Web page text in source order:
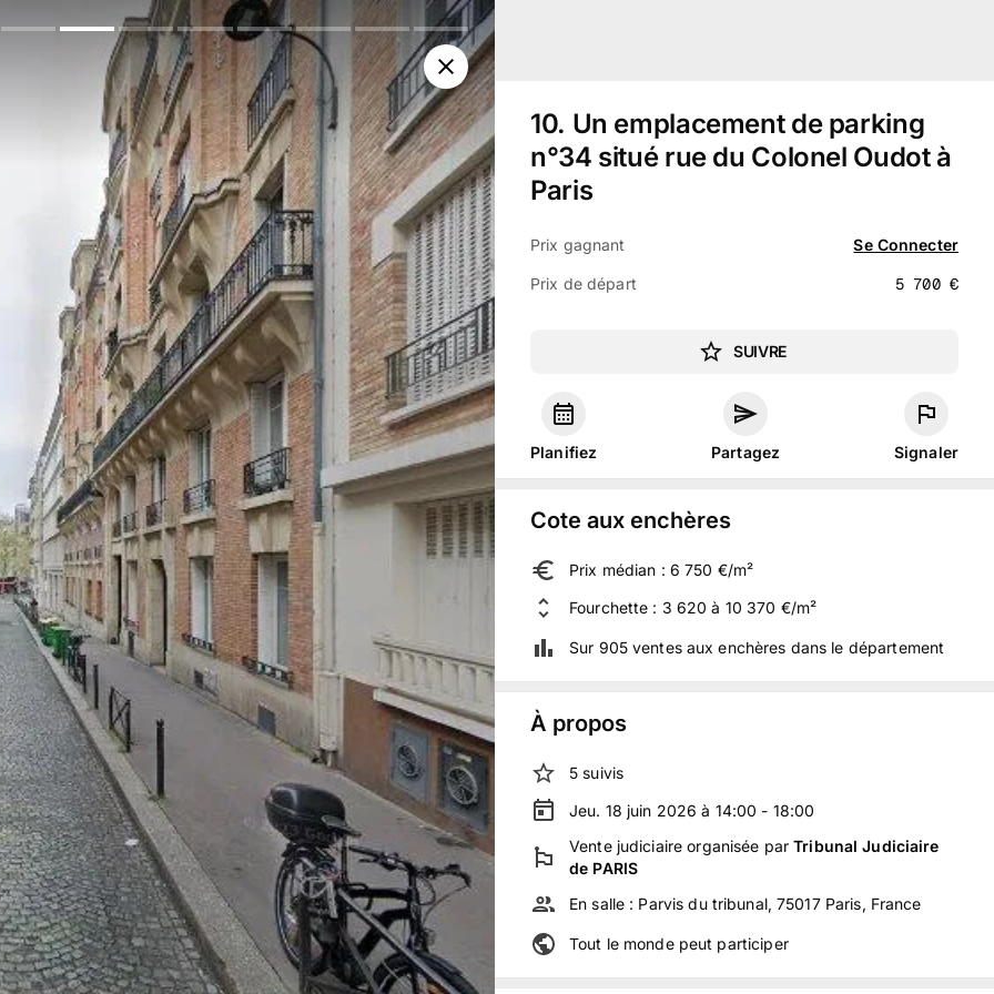
10. Un emplacement de parking
n°34 situé rue du Colonel Oudot à
Paris
Prix gagnant Se Connecter
Prix de départ 5 700 €
SUIVRE
Planifiez Partagez Signaler
Cote aux enchères
Prix médian : 6 750 €/m²
Fourchette : 3 620 à 10 370 €/m²
Sur 905 ventes aux enchères dans le département
À propos
5 suivis
Jeu. 18 juin 2026 à 14:00 - 18:00
Vente judiciaire organisée parTribunal Judiciaire
de PARIS
En salle : Parvis du tribunal, 75017 Paris, France
Tout le monde peut participer